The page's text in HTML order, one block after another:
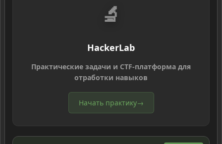
🔬
HackerLab
Практические задачи и CTF-платформа для
отработки навыков
Начать практику→